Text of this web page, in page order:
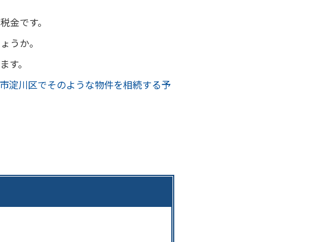
金です。
うか。
す。
淀川区でそのような物件を相続する予